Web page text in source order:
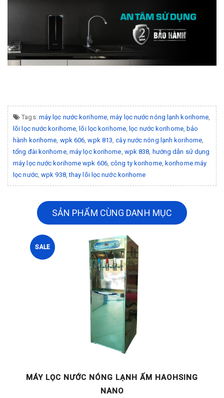
Tags: máy lọc nước korihome,máy lọc nước nóng lạnh korihome,
lõi lọc nước korihome, lõi lọc korihome, lọc nước korihome, bảo
hành korihome, wpk 606,wpk 813,cây nước nóng lạnh korihome,
tổng đài korihome, máy lọc korihome, wpk 838, hướng dẫn sử dụng
máy lọc nước korihome wpk 606,công ty korihome, korihome máy
lọc nước,wpk 938,thay lõi lọc nước korihome
SẢN PHẨM CÙNG DANH MỤC
SALE
MÁY LỌC NƯỚC NÓNG LẠNH ẤM HAOHSING
NANO